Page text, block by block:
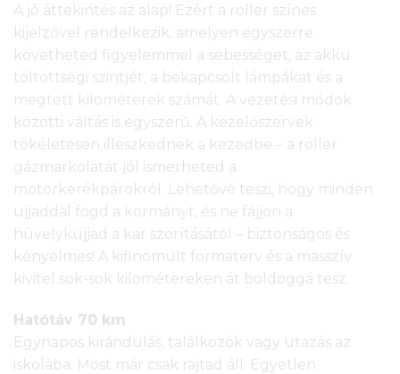
A jó áttekintés az alap! Ezért a roller színes
kijelzővel rendelkezik, amelyen egyszerre
követheted figyelemmel a sebességet, az akku
töltöttségi szintjét, a bekapcsolt lámpákat és a
megtett kilométerek számát. A vezetési módok
közötti váltás is egyszerű. A kezelőszervek
tökéletesen illeszkednek a kezedbe – a roller
gázmarkolatát jól ismerheted a
motorkerékpárokról. Lehetővé teszi, hogy minden
ujjaddal fogd a kormányt, és ne fájjon a
hüvelykujjad a kar szorításától – biztonságos és
kényelmes! A kifinomult formaterv és a masszív
kivitel sok-sok kilométereken át boldoggá tesz.
Hatótáv 70 km
Egynapos kirándulás, találkozók vagy utazás az
iskolába. Most már csak rajtad áll. Egyetlen